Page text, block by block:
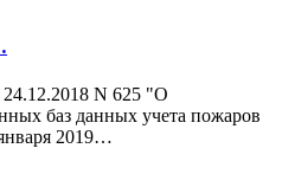
N 625 "О
баз данных учета пожаров
2019…